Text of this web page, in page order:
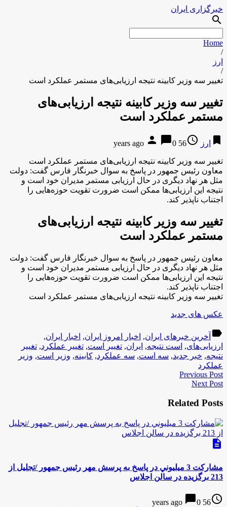
خبرگزاری ایران
search
Home
/
ارز
/
تغییر سه وزیر کابینه نتیجه ارزیابی‌های مستمر عملکرد است
تغییر سه وزیر کابینه نتیجه ارزیابی‌های
مستمر عملکرد است
bookmark ارز access_time
56 years ago
person chat_bubble0
تغییر سه وزیر کابینه نتیجه ارزیابی‌های مستمر عملکرد است
معاون رئیس جمهور در پاسخ به سوال خبرنگار فارس گفت: دولت
مثل هر نهاد دیگری در حال ارزیابی مستمر مدیران خود است و
نتیجه این ارزیابی‌ها ممکن است ضرورت تقویت حوزه‌هایی را
اجتناب ناپذیر کند.
تغییر سه وزیر کابینه نتیجه ارزیابی‌های
مستمر عملکرد است
معاون رئیس جمهور در پاسخ به سوال خبرنگار فارس گفت: دولت
مثل هر نهاد دیگری در حال ارزیابی مستمر مدیران خود است و
نتیجه این ارزیابی‌ها ممکن است ضرورت تقویت حوزه‌هایی را
اجتناب ناپذیر کند.
تغییر سه وزیر کابینه نتیجه ارزیابی‌های مستمر عملکرد است
عکس های جدید
label آخرین خبرهای ایران, اخبار امروز ایران, اخبار ایران,
ارزیابی‌های, است نتیجه, ایران, تغییر است, تغییر عملکرد, تغییر
نتیجه, خبر جدید, سه است, سه عملکرد, کابینه, وزیر است, وزیر
عملکرد
Previous Post
Next Post
Related Posts
description
مشاركت 3 ميليوني در پاسخ به پرسش مهر رئيس جمهور /تجليل از
213 برگزيده در سالن اجلاس
access_time
56 years ago
chat_bubble0